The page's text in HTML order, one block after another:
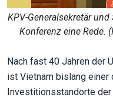
KPV-Generalsekretär
Konferenz eine Rede.
Nach fast 40 Jahren der
ist Vietnam bislang einer
Investitionsstandorte